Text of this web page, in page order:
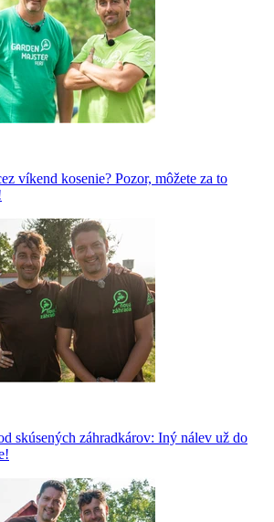
víkend kosenie? Pozor, môžete za to
skúsených záhradkárov: Iný nálev už do